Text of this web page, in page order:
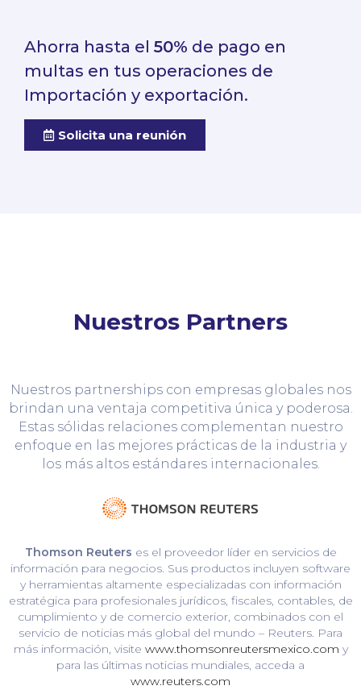
Ahorra hasta el 50% de pago en
multas en tus operaciones de
Importación y exportación.
Solicita una reunión
Nuestros Partners
Nuestros partnerships con empresas globales nos
brindan una ventaja competitiva única y poderosa.
Estas sólidas relaciones complementan nuestro
enfoque en las mejores prácticas de la industria y
los más altos estándares internacionales.
Thomson Reuters es el proveedor líder en servicios de
información para negocios. Sus productos incluyen software
y herramientas altamente especializadas con información
estratégica para profesionales jurídicos, fiscales, contables, de
cumplimiento y de comercio exterior, combinados con el
servicio de noticias más global del mundo – Reuters. Para
más información, visite www.thomsonreutersmexico.com y
para las últimas noticias mundiales, acceda a
www.reuters.com